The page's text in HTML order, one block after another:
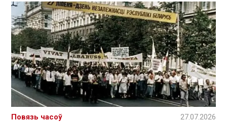
Повязь часоў 27.07.2026